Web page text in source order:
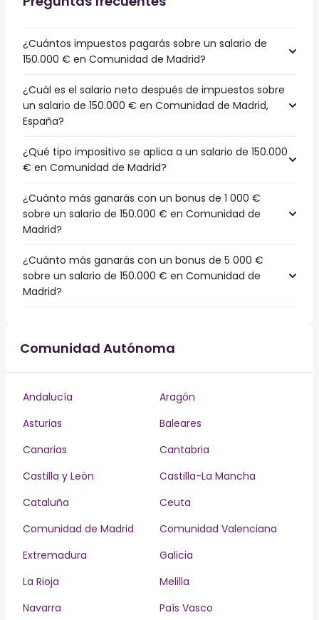
¿Cuántos impuestos pagarás sobre un salario de
150.000 € en Comunidad de Madrid?
¿Cuál es el salario neto después de impuestos sobre
un salario de 150.000 € en Comunidad de Madrid,
España?
¿Qué tipo impositivo se aplica a un salario de 150.000
€ en Comunidad de Madrid?
¿Cuánto más ganarás con un bonus de 1 000 €
sobre un salario de 150.000 € en Comunidad de
Madrid?
¿Cuánto más ganarás con un bonus de 5 000 €
sobre un salario de 150.000 € en Comunidad de
Madrid?
Comunidad Autónoma
Andalucía
Aragón
Asturias
Baleares
Canarias
Cantabria
Castilla y León
Castilla-La Mancha
Cataluña
Ceuta
Comunidad de Madrid
Comunidad Valenciana
Extremadura
Galicia
La Rioja
Melilla
Navarra
País Vasco